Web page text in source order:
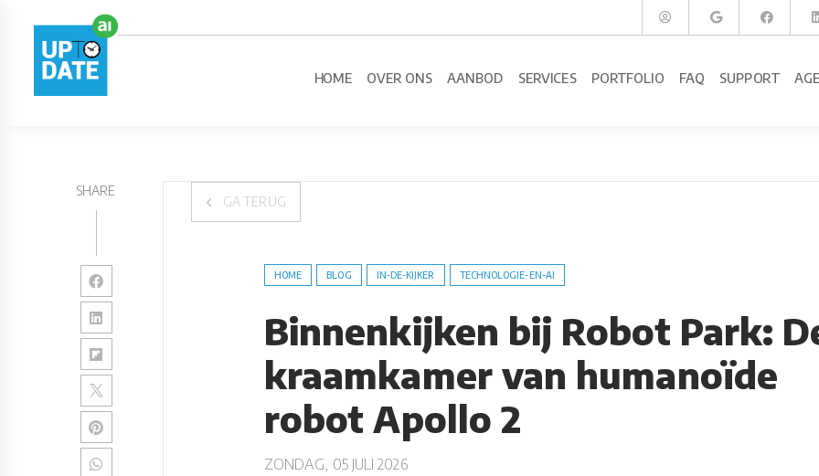
HOME OVER ONS AANBOD SERVICES PORTFOLIO FAQ SUPPORT
SHARE
GA TERUG
HOME BLOG IN-DE-KIJKER TECHNOLOGIE-EN-AI
Binnenkijken bij Robot Park:
kraamkamer van humanoïde
robot Apollo 2
ZONDAG, 05 JULI 2026